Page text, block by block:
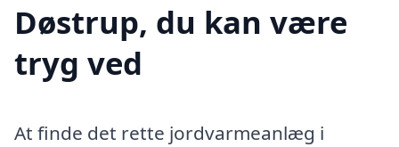
Døstrup, du kan være
tryg ved
At finde det rette jordvarmeanlæg i